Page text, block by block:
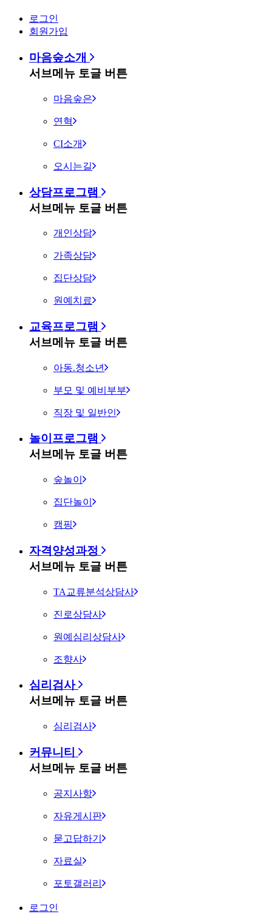
로그인
회원가입
마음숲소개
서브메뉴 토글 버튼
마음숲은
연혁
CI소개
오시는길
상담프로그램
서브메뉴 토글 버튼
개인상담
가족상담
집단상담
원예치료
교육프로그램
서브메뉴 토글 버튼
아동.청소년
부모 및 예비부부
직장 및 일반인
놀이프로그램
서브메뉴 토글 버튼
숲놀이
집단놀이
캠핑
자격양성과정
서브메뉴 토글 버튼
TA교류분석상담사
진로상담사
원예심리상담사
조향사
심리검사
서브메뉴 토글 버튼
심리검사
커뮤니티
서브메뉴 토글 버튼
공지사항
자유게시판
묻고답하기
자료실
포토갤러리
로그인